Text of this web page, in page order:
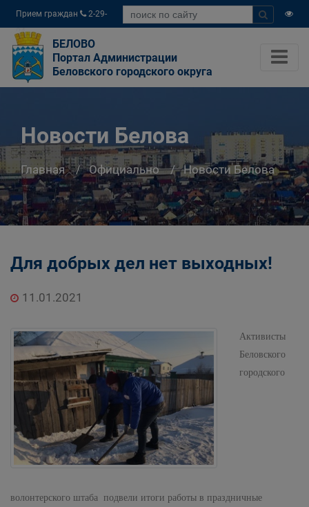
Прием граждан
2-29-
04
БЕЛОВО
Портал Администрации
Беловского городского округа
Новости Белова
Главная Официально Новости Белова
Для добрых дел нет выходных!
11.01.2021
Активисты
Беловского
городского
волонтерского штаба подвели итоги работы в праздничные